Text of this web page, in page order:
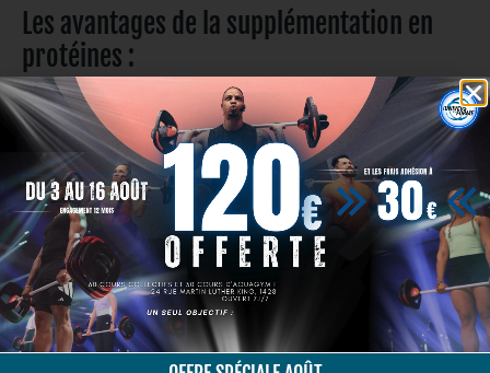
Les avantages de la supplémentation en
protéines :
Croissance et réparation musculaires :
La supplémentation en protéines est
essentielle pour la croissance et la
réparation musculaires. Les suppléments
de protéines peuvent aider à augmenter
la synthèse des protéines, qui est le
processus par lequel le corps construit
de nouveaux tissus musculaires.
Récupération améliorée : La
supplémentation en protéines peut